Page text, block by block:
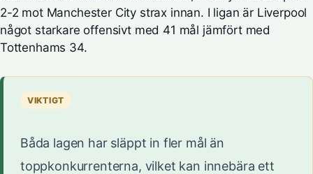
2-2 mot Manchester City strax innan. I ligan är Liverpool
något starkare offensivt med 41 mål jämfört med
Tottenhams 34.
VIKTIGT
Båda lagen har släppt in fler mål än
toppkonkurrenterna, vilket kan innebära ett